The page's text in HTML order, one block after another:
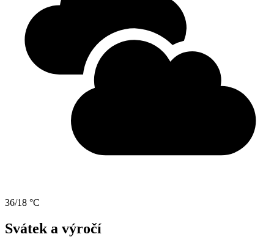
36/18 °C
Svátek a výročí